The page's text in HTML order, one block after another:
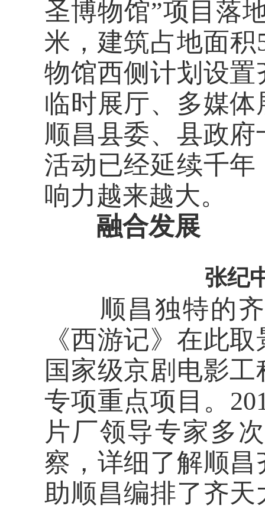
圣博物馆”项目落
米，建筑占地面积
物馆西侧计划设
临时展厅、多媒
顺昌县委、县政
活动已经延续千
响力越来越大。
融合发展
张纪
顺昌独特的齐
《西游记》在此
国家级京剧电影
专项重点项目。
片厂领导专家多
察，详细了解顺
助顺昌编排了齐